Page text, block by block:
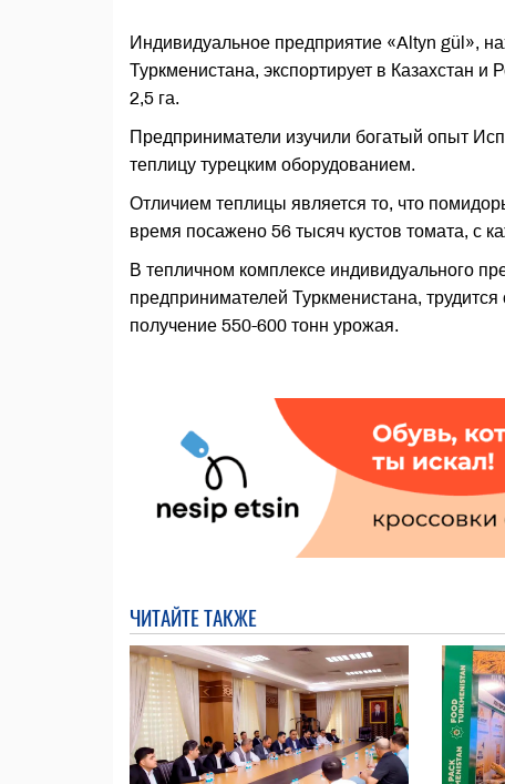
Индивидуальное предприятие «Altyn gül»,
Туркменистана, экспортирует в
2,5 га.
Предприниматели изучили богатый опыт
теплицу турецким оборудованием.
Отличием теплицы является то, что
время посажено 56 тысяч кустов томата, с
В тепличном комплексе индивидуального
предпринимателей Туркменистана,
получение 550-600 тонн урожая.
ЧИТАЙТЕ ТАКЖЕ